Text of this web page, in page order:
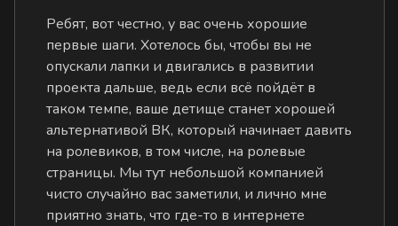
Ребят, вот честно, у вас очень хорошие
первые шаги. Хотелось бы, чтобы вы не
опускали лапки и двигались в развитии
проекта дальше, ведь если всё пойдёт в
таком темпе, ваше детище станет хорошей
альтернативой ВК, который начинает давить
на ролевиков, в том числе, на ролевые
страницы. Мы тут небольшой компанией
чисто случайно вас заметили, и лично мне
приятно знать, что где-то в интернете